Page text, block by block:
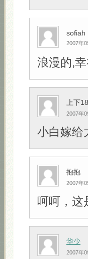
sofiah
2007年
浪漫的,
上下
2007年
小白嫁给
抱抱
2007年
呵呵，这
华少
2007年